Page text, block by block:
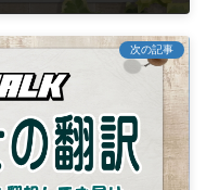
次の記事